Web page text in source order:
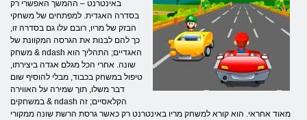
באינטרנט – ההמשך האפשרי רק
בסדרה האגדית. למפתחים של משחקי
הבזק של מריו, רובם עלו גם בסדרה זו,
כך להם לבנות את הגרסה המקוונת של
משחק & ndash האגדיים; התהליך הוא
שונה. אחרי הכל מגלם אגדה ביצירתו,
טיפול במשחק בכבוד, מבלי להוסיף שום
דבר משלו, תוך שמירה על האווירה
במשחקים & ndash הקלאסיים; זה
מאוד אחראי. הוא קורא למשחק מריו באינטרנט רק כאשר גרסת הרשת שונה ממקורי